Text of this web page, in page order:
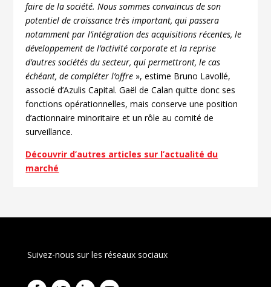
faire de la société. Nous sommes convaincus de son
potentiel de croissance très important, qui passera
notamment par l’intégration des acquisitions récentes, le
développement de l’activité corporate et la reprise
d’autres sociétés du secteur, qui permettront, le cas
échéant, de compléter l’offre », estime Bruno Lavollé,
associé d’Azulis Capital. Gaël de Calan quitte donc ses
fonctions opérationnelles, mais conserve une position
d’actionnaire minoritaire et un rôle au comité de
surveillance.
Découvrir d’autres articles sur l’actualité du
marché
Suivez-nous sur les réseaux sociaux